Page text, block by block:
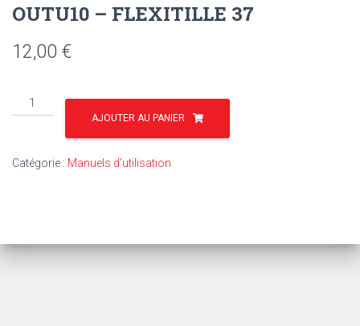
OUTU10 – FLEXITILLE 37
12,00 €
quantité
de
FLEXITILLE
AJOUTER AU PANIER
Catégorie : Manuels d'utilisation